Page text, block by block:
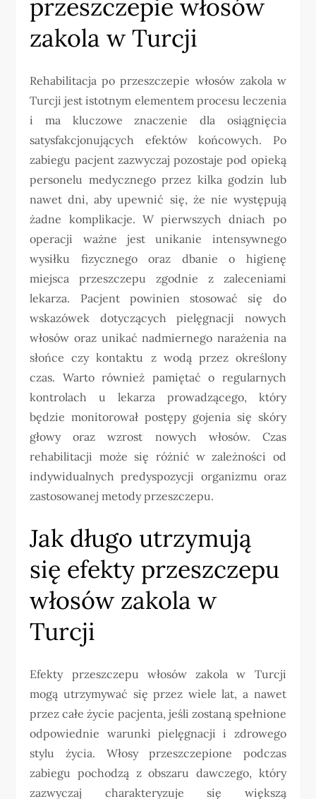
przeszczepie włosów
zakola w Turcji
Rehabilitacja po przeszczepie włosów zakola w
Turcji jest istotnym elementem procesu leczenia
i ma kluczowe znaczenie dla osiągnięcia
satysfakcjonujących efektów końcowych. Po
zabiegu pacjent zazwyczaj pozostaje pod opieką
personelu medycznego przez kilka godzin lub
nawet dni, aby upewnić się, że nie występują
żadne komplikacje. W pierwszych dniach po
operacji ważne jest unikanie intensywnego
wysiłku fizycznego oraz dbanie o higienę
miejsca przeszczepu zgodnie z zaleceniami
lekarza. Pacjent powinien stosować się do
wskazówek dotyczących pielęgnacji nowych
włosów oraz unikać nadmiernego narażenia na
słońce czy kontaktu z wodą przez określony
czas. Warto również pamiętać o regularnych
kontrolach u lekarza prowadzącego, który
będzie monitorował postępy gojenia się skóry
głowy oraz wzrost nowych włosów. Czas
rehabilitacji może się różnić w zależności od
indywidualnych predyspozycji organizmu oraz
zastosowanej metody przeszczepu.
Jak długo utrzymują
się efekty przeszczepu
włosów zakola w
Turcji
Efekty przeszczepu włosów zakola w Turcji
mogą utrzymywać się przez wiele lat, a nawet
przez całe życie pacjenta, jeśli zostaną spełnione
odpowiednie warunki pielęgnacji i zdrowego
stylu życia. Włosy przeszczepione podczas
zabiegu pochodzą z obszaru dawczego, który
zazwyczaj charakteryzuje się większą